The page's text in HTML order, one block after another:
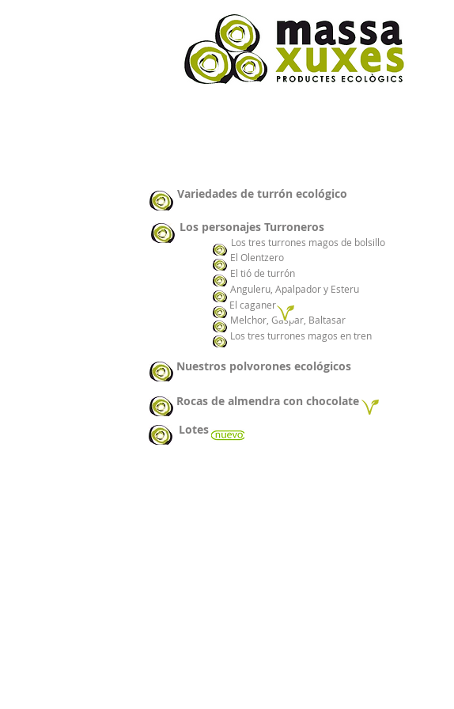
Variedades de turrón ecológico
Los personajes Turroneros
El tió de turrón
El Olentzero
Los tres turrones magos en tren
Melchor, Gaspar, Baltasar
Los tres turrones magos de bolsillo
El caganer
Anguleru, Apalpador y Esteru
Nuestros polvorones ecológicos
Rocas de almendra con chocolate
Lotes